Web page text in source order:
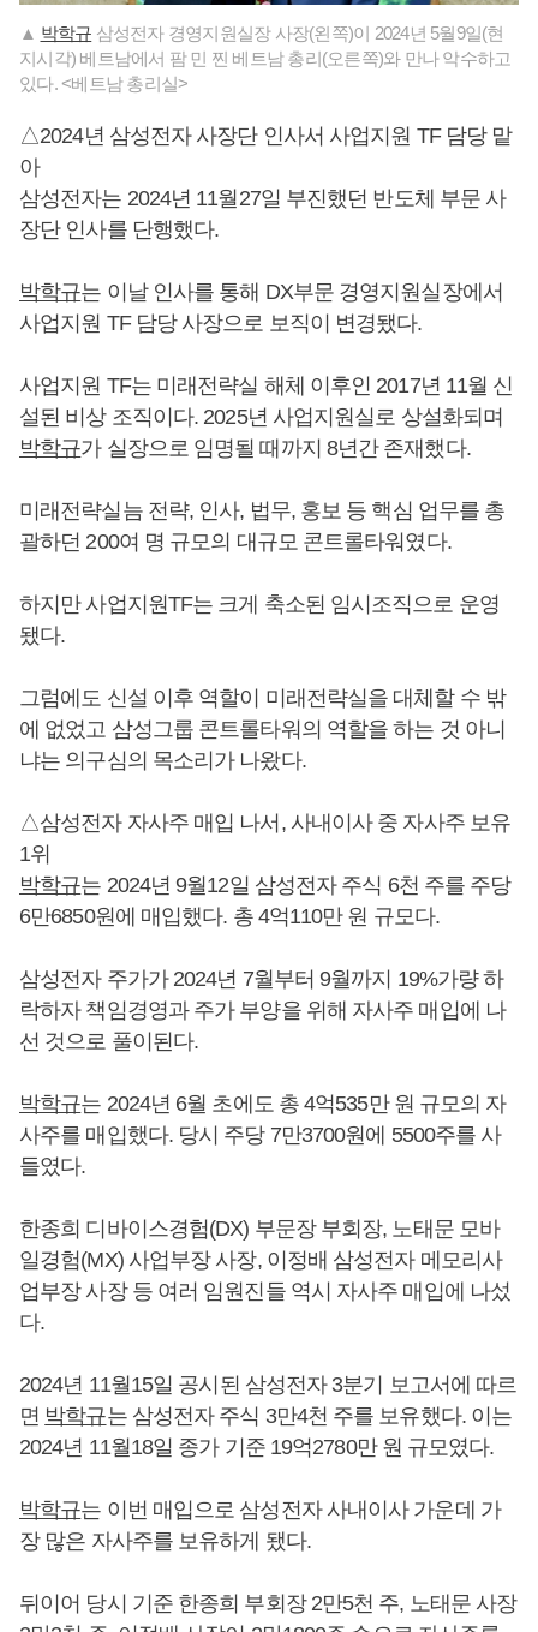
▲ 박학규 삼성전자 경영지원실장 사장(왼쪽)이 2024년 5월9일(현
지시각) 베트남에서 팜 민 찐 베트남 총리(오른쪽)와 만나 악수하고
있다. <베트남 총리실>
△2024년 삼성전자 사장단 인사서 사업지원 TF 담당 맡
아
삼성전자는 2024년 11월27일 부진했던 반도체 부문 사
장단 인사를 단행했다.
박학규는 이날 인사를 통해 DX부문 경영지원실장에서
사업지원 TF 담당 사장으로 보직이 변경됐다.
사업지원 TF는 미래전략실 해체 이후인 2017년 11월 신
설된 비상 조직이다. 2025년 사업지원실로 상설화되며
박학규가 실장으로 임명될 때까지 8년간 존재했다.
미래전략실늠 전략, 인사, 법무, 홍보 등 핵심 업무를 총
괄하던 200여 명 규모의 대규모 콘트롤타워였다.
하지만 사업지원TF는 크게 축소된 임시조직으로 운영
됐다.
그럼에도 신설 이후 역할이 미래전략실을 대체할 수 밖
에 없었고 삼성그룹 콘트롤타워의 역할을 하는 것 아니
냐는 의구심의 목소리가 나왔다.
△삼성전자 자사주 매입 나서, 사내이사 중 자사주 보유
1위
박학규는 2024년 9월12일 삼성전자 주식 6천 주를 주당
6만6850원에 매입했다. 총 4억110만 원 규모다.
삼성전자 주가가 2024년 7월부터 9월까지 19%가량 하
락하자 책임경영과 주가 부양을 위해 자사주 매입에 나
선 것으로 풀이된다.
박학규는 2024년 6월 초에도 총 4억535만 원 규모의 자
사주를 매입했다. 당시 주당 7만3700원에 5500주를 사
들였다.
한종희 디바이스경험(DX) 부문장 부회장, 노태문 모바
일경험(MX) 사업부장 사장, 이정배 삼성전자 메모리사
업부장 사장 등 여러 임원진들 역시 자사주 매입에 나섰
다.
2024년 11월15일 공시된 삼성전자 3분기 보고서에 따르
면 박학규는 삼성전자 주식 3만4천 주를 보유했다. 이는
2024년 11월18일 종가 기준 19억2780만 원 규모였다.
박학규는 이번 매입으로 삼성전자 사내이사 가운데 가
장 많은 자사주를 보유하게 됐다.
뒤이어 당시 기준 한종희 부회장 2만5천 주, 노태문 사장